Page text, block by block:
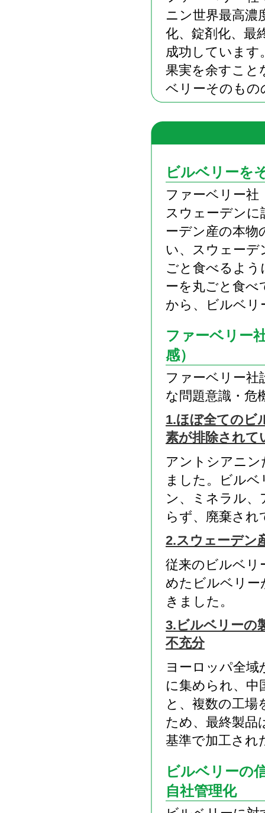
ニン世界最高濃
化、錠剤化、最
成功しています
果実を余すこと
ベリーそのもの
ビルベリーを
ファーベリー社
スウェーデン
ーデン産の本物
い、スウェーデ
ごと食べるよ
ーを丸ごと食べ
から、ビルベリ
ファーベリー
感）
ファーベリー社
な問題意識・危
1.ほぼ全てのビ
素が排除されて
アントシアニ
ました。ビル
ン、ミネラル
らず、廃棄さ
2.スウェーデン
従来のビルベリ
めたビルベリー
きました。
3.ビルベリーの
不充分
ヨーロッパ全
に集められ、中
と、複数の工場
ため、最終製品
基準で加工され
ビルベリーの
自社管理化